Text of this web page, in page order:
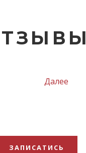
Далее
ЗАПИСАТИСЬ